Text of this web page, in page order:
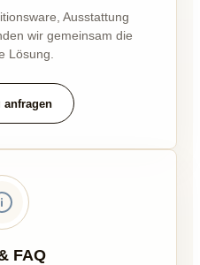
Ausstattung
wir gemeinsam die
Lösung.
anfragen
FAQ